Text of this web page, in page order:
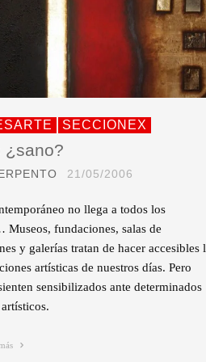
SECCIONEX
¿sano?
21/05/2006
no llega a todos los
fundaciones, salas de
y galerías tratan de hacer accesibles
artísticas de nuestros días. Pero
sensibilizados ante determinados